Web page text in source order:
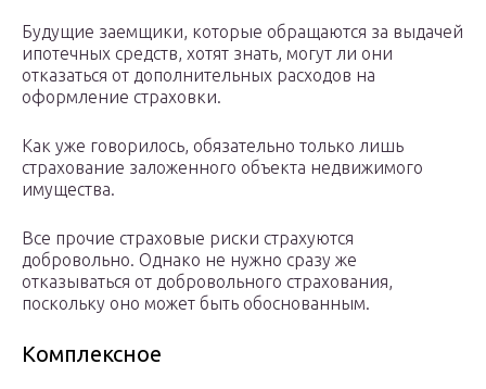
Будущие заемщики, которые обращаются за выдачей
ипотечных средств, хотят знать, могут ли они
отказаться от дополнительных расходов на
оформление страховки.
Как уже говорилось, обязательно только лишь
страхование заложенного объекта недвижимого
имущества.
Все прочие страховые риски страхуются
добровольно. Однако не нужно сразу же
отказываться от добровольного страхования,
поскольку оно может быть обоснованным.
Комплексное